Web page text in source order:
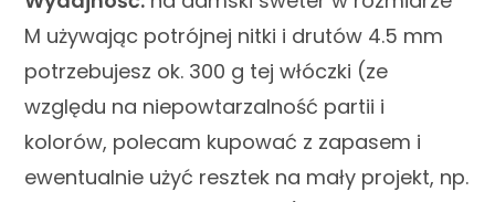
M używając potrójnej nitki i drutów 4.5 mm
potrzebujesz ok. 300 g tej włóczki (ze
względu na niepowtarzalność partii i
kolorów, polecam kupować z zapasem i
ewentualnie użyć resztek na mały projekt, np.